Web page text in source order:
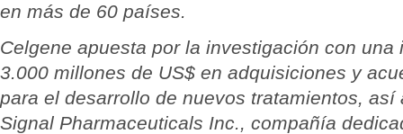
en más de 60 países.
Celgene apuesta por la investigación con una
3.000 millones de US$ en adquisiciones y
para el desarrollo de nuevos tratamientos,
Signal Pharmaceuticals Inc., compañía